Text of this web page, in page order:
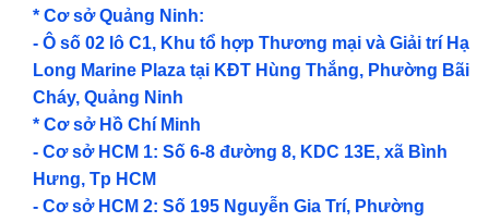
* Cơ sở Quảng Ninh:
- Ô số 02 lô C1, Khu tổ hợp Thương mại và Giải trí Hạ
Long Marine Plaza tại KĐT Hùng Thắng, Phường Bãi
Cháy, Quảng Ninh
* Cơ sở Hồ Chí Minh
- Cơ sở HCM 1: Số 6-8 đường 8, KDC 13E, xã Bình
Hưng, Tp HCM
- Cơ sở HCM 2: Số 195 Nguyễn Gia Trí, Phường